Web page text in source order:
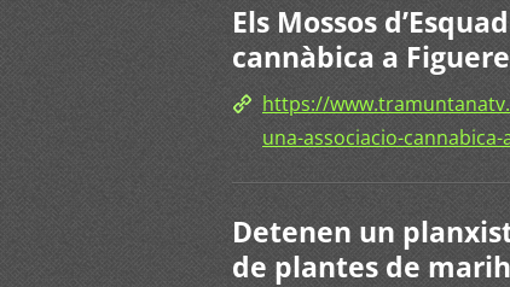
Els Mossos
cannàbica a
https://
una-associacio-
Detenen un
de plantes de